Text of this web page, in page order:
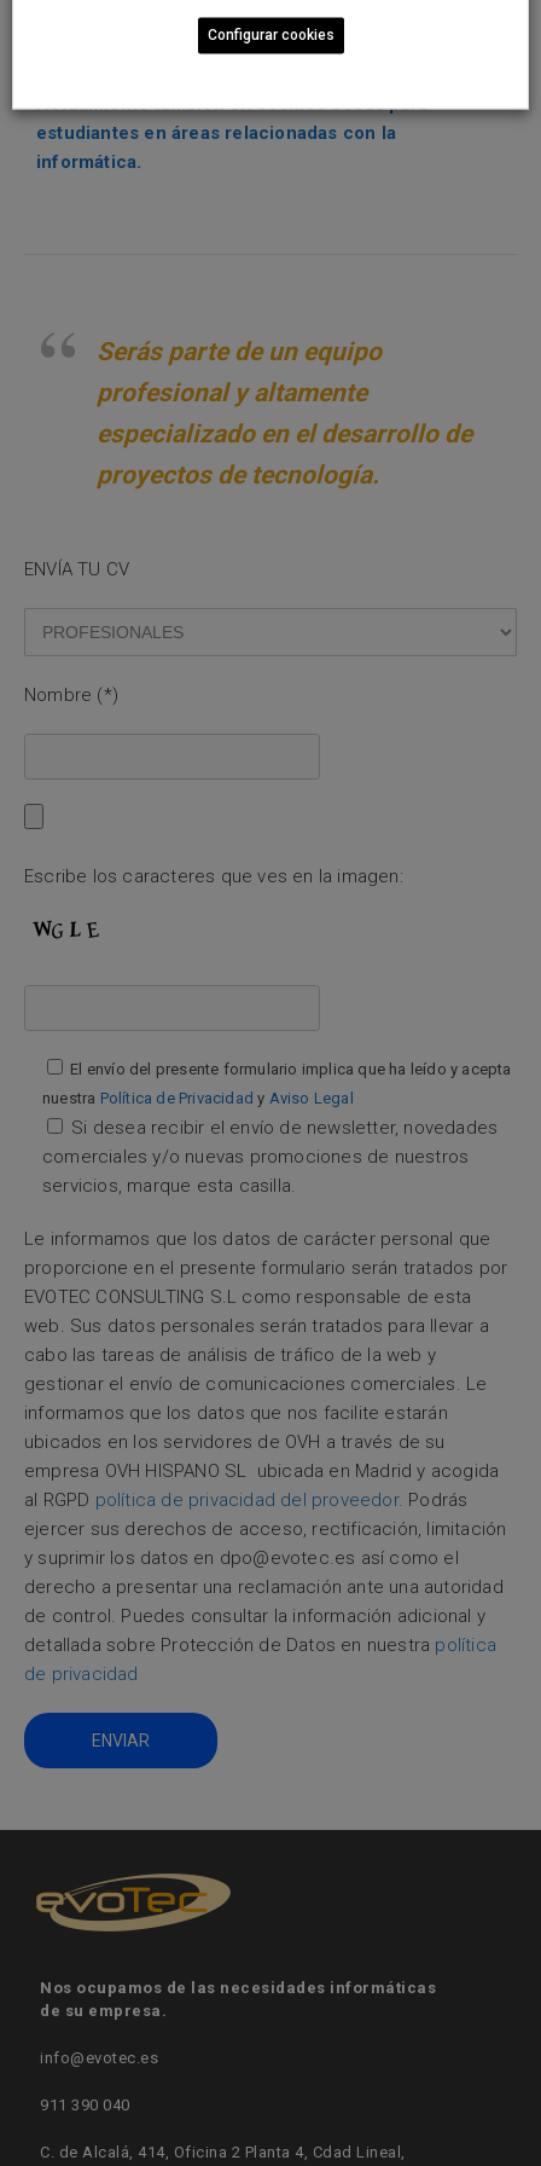
Actualmente también ofrecemos becas para
estudiantes en áreas relacionadas con la
informática.
Serás parte de un equipo
profesional y altamente
especializado en el desarrollo de
proyectos de tecnología.
ENVÍA TU CV
Nombre (*)
Escribe los caracteres que ves en la imagen:
El envío del presente formulario implica que ha leído y acepta
nuestra Política de Privacidady Aviso Legal
Si desea recibir el envío de newsletter, novedades
comerciales y/o nuevas promociones de nuestros
servicios, marque esta casilla.
Le informamos que los datos de carácter personal que
proporcione en el presente formulario serán tratados por
EVOTEC CONSULTING S.L como responsable de esta
web. Sus datos personales serán tratados para llevar a
cabo las tareas de análisis de tráfico de la web y
gestionar el envío de comunicaciones comerciales. Le
informamos que los datos que nos facilite estarán
ubicados en los servidores de OVH a través de su
empresa OVH HISPANO SL ubicada en Madrid y acogida
al RGPD política de privacidad del proveedor. Podrás
ejercer sus derechos de acceso, rectificación, limitación
y suprimir los datos en dpo@evotec.es así como el
derecho a presentar una reclamación ante una autoridad
de control. Puedes consultar la información adicional y
detallada sobre Protección de Datos en nuestra política
de privacidad
Nos ocupamos de las necesidades informáticas
de su empresa.
info@evotec.es
911 390 040
C. de Alcalá, 414, Oficina 2 Planta 4, Cdad Lineal,
Configurar cookies